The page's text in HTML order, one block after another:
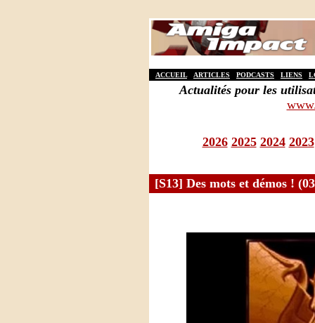
ACCUEIL ARTICLES PODCASTS LIENS
Actualités pour les
2026 2025 2024 2023
[S13] Des mots et démos !